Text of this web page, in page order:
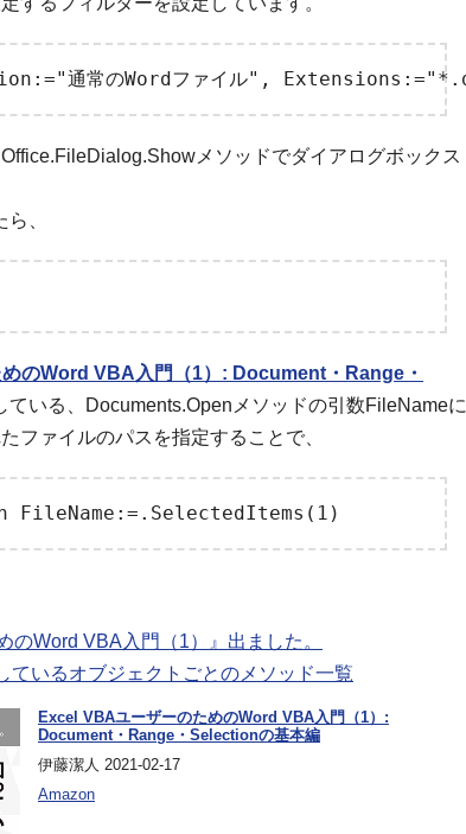
メソッドでダイアログボックス
、
のWord VBA入門（1）: Document・Range・
ている、Documents.Openメソッドの引数FileNameに
ファイルのパスを指定することで、
のWord VBA入門（1）』出ました。
ているオブジェクトごとのメソッド一覧
Excel VBAユーザーのためのWord VBA入門（1）:
Document・Range・Selectionの基本編
伊藤潔人 2021-02-17
Amazon